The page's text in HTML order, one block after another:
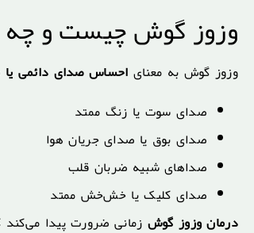
وزوز گوش چیست و چه
وزوز گوش به معنای احساس صدای دائمی
صدای سوت یا زنگ ممتد
صدای بوق یا صدای جریان هوا
صداهای شبیه ضربان قلب
صدای کلیک یا خش‌خش ممتد
درمان وزوز گوش زمانی ضرورت پیدا